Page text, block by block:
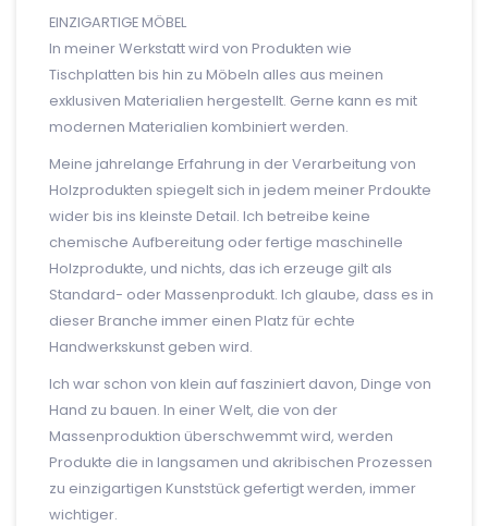
EINZIGARTIGE MÖBEL
In meiner Werkstatt wird von Produkten wie
Tischplatten bis hin zu Möbeln alles aus meinen
exklusiven Materialien hergestellt. Gerne kann es mit
modernen Materialien kombiniert werden.
Meine jahrelange Erfahrung in der Verarbeitung von
Holzprodukten spiegelt sich in jedem meiner Prdoukte
wider bis ins kleinste Detail. Ich betreibe keine
chemische Aufbereitung oder fertige maschinelle
Holzprodukte, und nichts, das ich erzeuge gilt als
Standard- oder Massenprodukt. Ich glaube, dass es in
dieser Branche immer einen Platz für echte
Handwerkskunst geben wird.
Ich war schon von klein auf fasziniert davon, Dinge von
Hand zu bauen. In einer Welt, die von der
Massenproduktion überschwemmt wird, werden
Produkte die in langsamen und akribischen Prozessen
zu einzigartigen Kunststück gefertigt werden, immer
wichtiger.